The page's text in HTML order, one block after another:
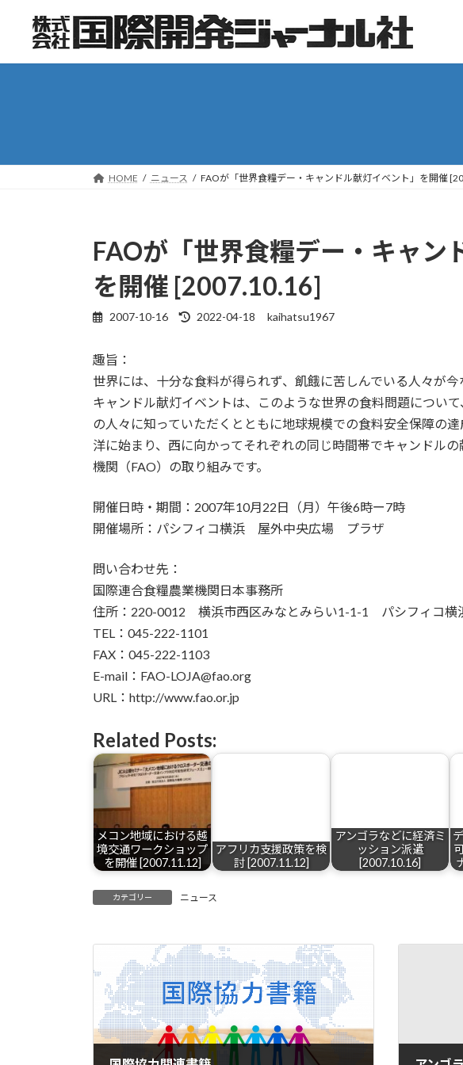
ン
ッ
ー
移
HOME ニュース FAOが「世界食糧デー・キャンドル献灯イベント」を開催
FAOが「世界食糧デー・キャン
を開催 [2007.10.16]
2007-10-16
最
日
時
2022-04-18 kaihatsu1967
趣旨：
世界には、十分な食料が得られず、飢餓に苦しんでいる人々が今
キャンドル献灯イベントは、このような世界の食料問題につい
の人々に知っていただくとともに地球規模での食料安全保障の
洋に始まり、西に向かってそれぞれの同じ時間帯でキャンドル
機関（FAO）の取り組みです。
開催日時・期間：2007年10月22日（月）午後6時ー7時
開催場所：パシフィコ横浜 屋外中央広場 プラザ
問い合わせ先：
国際連合食糧農業機関日本事務所
住所：220-0012 横浜市西区みなとみらい1-1-1 パシフィコ
TEL：045-222-1101
FAX：045-222-1103
E-mail：FAO-LOJA@fao.org
URL：http://www.fao.or.jp
Related Posts:
メコン地域における越
境交通ワークショップ
を開催 [2007.11.12]
アフリカ支援政策を検
討 [2007.11.12]
アンゴラなどに経済ミ
ッション派遣
[2007.10.16]
カテゴリー ニュース